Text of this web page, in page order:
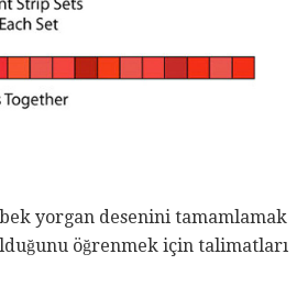
yorgan desenini tamamlamak
öğrenmek için talimatları